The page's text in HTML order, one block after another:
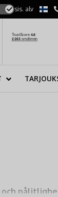
sis. alv